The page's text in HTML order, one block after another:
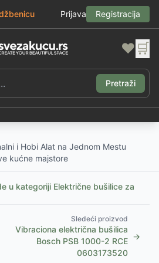
Prijava Registracija
❤️ 🛒
Pretraži
i Hobi Alat na Jednom Mestu
kućne majstore
u kategoriji Električne bušilice za
Sledeći proizvod
Vibraciona električna bušilica
Bosch PSB 1000-2 RCE
0603173520
→